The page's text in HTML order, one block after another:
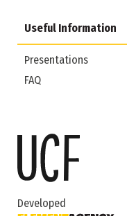
Developed
Useful Information
Presentations
FAQ